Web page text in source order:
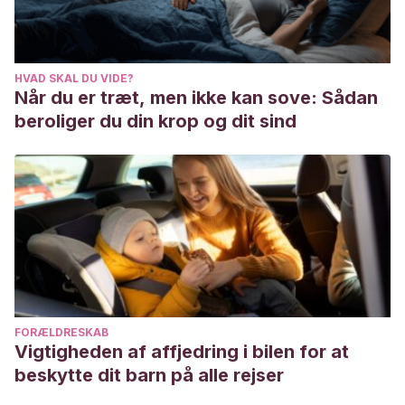
HVAD SKAL DU VIDE?
Når du er træt, men ikke kan sove: Sådan
beroliger du din krop og dit sind
FORÆLDRESKAB
Vigtigheden af affjedring i bilen for at
beskytte dit barn på alle rejser